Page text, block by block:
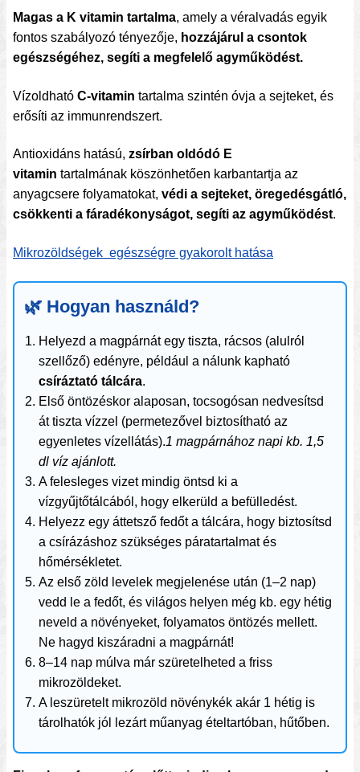
Magas a K vitamin tartalma, amely a véralvadás egyik
fontos szabályozó tényezője, hozzájárul a csontok
egészségéhez, segíti a megfelelő agyműködést.
Vízoldható C-vitamin tartalma szintén óvja a sejteket, és
erősíti az immunrendszert.
Antioxidáns hatású, zsírban oldódó E
vitamin tartalmának köszönhetően karbantartja az
anyagcsere folyamatokat, védi a sejteket, öregedésgátló,
csökkenti a fáradékonyságot, segíti az agyműködést.
Mikrozöldségek egészségre gyakorolt hatása
🌿 Hogyan használd?
Helyezd a magpárnát egy tiszta, rácsos (alulról
szellőző) edényre, például a nálunk kapható
csíráztató tálcára.
Első öntözéskor alaposan, tocsogósan nedvesítsd
át tiszta vízzel (permetezővel biztosítható az
egyenletes vízellátás).1 magpárnához napi kb. 1,5
dl víz ajánlott.
A felesleges vizet mindig öntsd ki a
vízgyűjtőtálcából, hogy elkerüld a befülledést.
Helyezz egy áttetsző fedőt a tálcára, hogy biztosítsd
a csírázáshoz szükséges páratartalmat és
hőmérsékletet.
Az első zöld levelek megjelenése után (1–2 nap)
vedd le a fedőt, és világos helyen még kb. egy hétig
neveld a növényeket, folyamatos öntözés mellett.
Ne hagyd kiszáradni a magpárnát!
8–14 nap múlva már szüretelheted a friss
mikrozöldeket.
A leszüretelt mikrozöld növénykék akár 1 hétig is
tárolhatók jól lezárt műanyag ételtartóban, hűtőben.